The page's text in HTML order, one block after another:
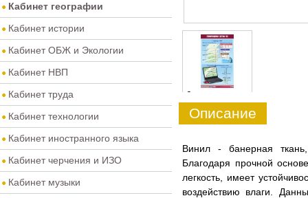
Кабинет географии
Кабинет истории
Кабинет ОБЖ и Экологии
Кабинет НВП
Кабинет труда
Кабинет технологии
Кабинет иностранного языка
Кабинет черчения и ИЗО
Кабинет музыки
0
Описание
Винил - банерная
Благодаря прочной
легкость, имеет
воздействию влаги.